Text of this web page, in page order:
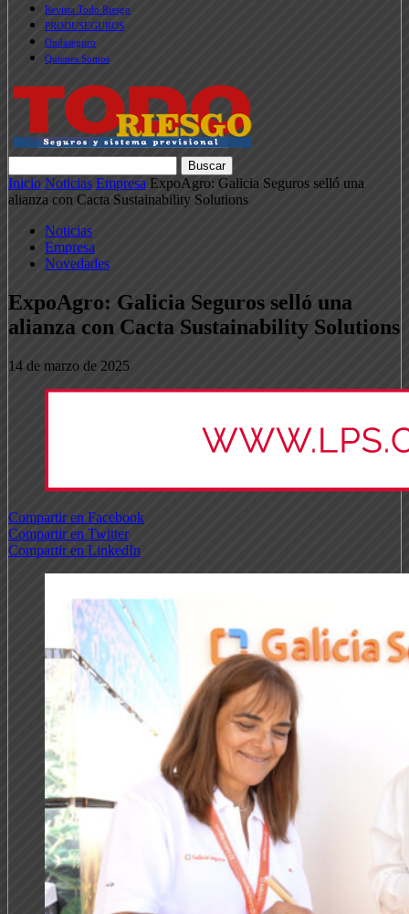
Revista Todo Riesgo
PRODUSEGUROS
Ondaseguro
Quienes Somos
Inicio Noticias Empresa ExpoAgro: Galicia Seguros selló una
alianza con Cacta Sustainability Solutions
Noticias
Empresa
Novedades
ExpoAgro: Galicia Seguros selló una
alianza con Cacta Sustainability Solutions
14 de marzo de 2025
Compartir en Facebook
Compartir en Twitter
Compartir en LinkedIn